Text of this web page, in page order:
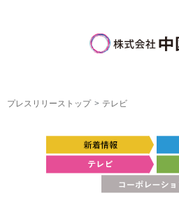
プレスリリーストップ テレビ